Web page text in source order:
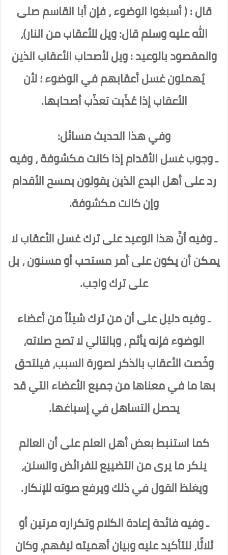
قال : ( أسبغوا الوضوء ، فإن أبا القاسم صلى
الله عليه وسلم قال: ويل للأعقاب من النار)،
والمقصود بالوعيد : ويل لأصحاب الأعقاب الذين
يُهملون غسل أعقابهم في الوضوء ؛ لأن
الأعقاب إذا عُذّبت تعذّب أصحابها.
وفي هذا الحديث مسائل:
ـ وجوب غسل الأقدام إذا كانت مكشوفة ، وفيه
رد على أهل البدع الذين يقولون بمسح الأقدام
وإن كانت مكشوفة.
ـ وفيه أنَّ هذا الوعيد على ترك غسل الأعقاب لا
يمكن أن يكون على أمر مستحب أو مسنون ، بل
على ترك واجب.
ـ وفيه دليل على أن من ترك شيئاً من أعضاء
الوضوء فإنه يأثم ، وبالتالي لا تصح صلاته،
وخُصت الأعقاب بالذكر لصورة السبب، فيلتحق
بها ما في معناها من جميع الأعضاء التي قد
يحصل التساهل في إسباغها.
كما استنبط بعض أهل العلم على أن العالم
ينكر ما يرى من التضييع للفرائض والسنن،
ويغلظ القول في ذلك ويرفع صوته للإنكار.
ـ وفيه فائدة إعادة الكلام وتكراره مرتين أو
ثلاثًا، للتأكيد عليه وبيان أهميته ليفهم، وكان